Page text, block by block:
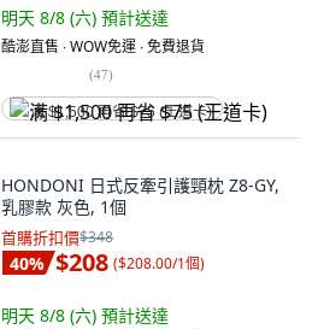
明天 8/8 (六) 預計送達
酷澎直售 ∙ WOW免運 ∙ 免費退貨
(47)
满 $1,500 再省 $75 (王道卡)
HONDONI 日式反牽引護頸枕 Z8-GY,
乳膠款 灰色, 1個
首購折扣價$348
40% $208 ($208.00/1個)
明天 8/8 (六) 預計送達